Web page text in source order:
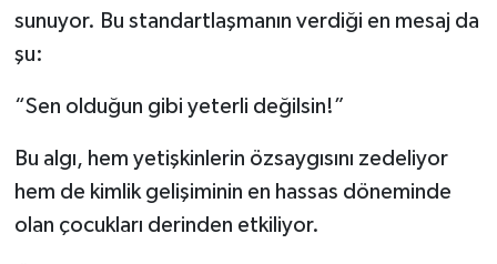
sunuyor. Bu standartlaşmanın verdiği en mesaj da
şu:
“Sen olduğun gibi yeterli değilsin!”
Bu algı, hem yetişkinlerin özsaygısını zedeliyor
hem de kimlik gelişiminin en hassas döneminde
olan çocukları derinden etkiliyor.